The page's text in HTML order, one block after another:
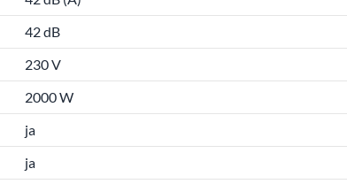
42 dB
230 V
2000 W
ja
ja